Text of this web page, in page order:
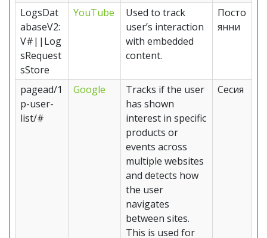
LogsDat
abaseV2:
V#||Log
sRequest
sStore
YouTube
Used to track
user’s interaction
with embedded
content.
Посто
янни
pagead/1
p-user-
list/#
Google
Tracks if the user
has shown
interest in specific
products or
events across
multiple websites
and detects how
the user
navigates
between sites.
This is used for
Сесия